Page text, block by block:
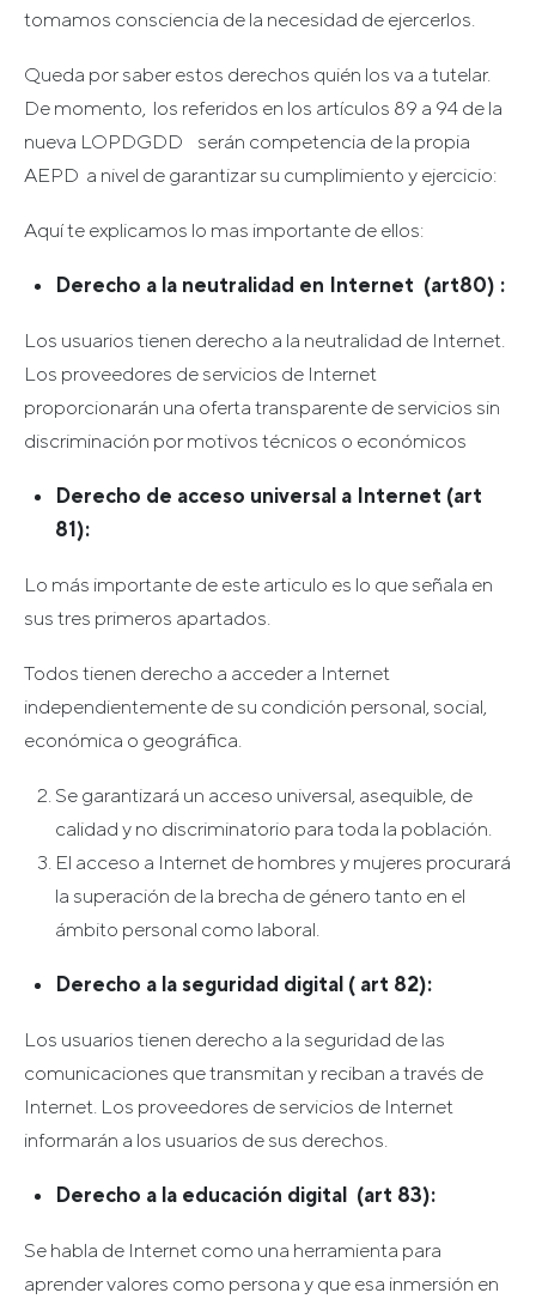
tomamos consciencia de la necesidad de ejercerlos.
Queda por saber estos derechos quién los va a tutelar.
De momento, los referidos en los artículos 89 a 94 de la
nueva LOPDGDD serán competencia de la propia
AEPD a nivel de garantizar su cumplimiento y ejercicio:
Aquí te explicamos lo mas importante de ellos:
Derecho a la neutralidad en Internet (art80) :
Los usuarios tienen derecho a la neutralidad de Internet.
Los proveedores de servicios de Internet
proporcionarán una oferta transparente de servicios sin
discriminación por motivos técnicos o económicos
Derecho de acceso universal a Internet (art
81):
Lo más importante de este articulo es lo que señala en
sus tres primeros apartados.
Todos tienen derecho a acceder a Internet
independientemente de su condición personal, social,
económica o geográfica.
Se garantizará un acceso universal, asequible, de
calidad y no discriminatorio para toda la población.
El acceso a Internet de hombres y mujeres procurará
la superación de la brecha de género tanto en el
ámbito personal como laboral.
Derecho a la seguridad digital ( art 82):
Los usuarios tienen derecho a la seguridad de las
comunicaciones que transmitan y reciban a través de
Internet. Los proveedores de servicios de Internet
informarán a los usuarios de sus derechos.
Derecho a la educación digital (art 83):
Se habla de Internet como una herramienta para
aprender valores como persona y que esa inmersión en